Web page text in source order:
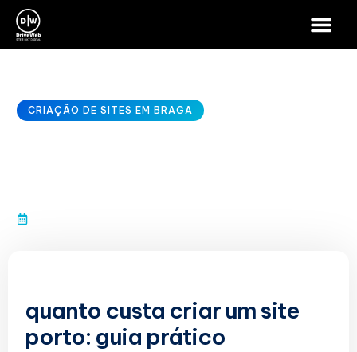
CRIAÇÃO DE SITES EM BRAGA
quanto custa criar um site
porto: guia prático